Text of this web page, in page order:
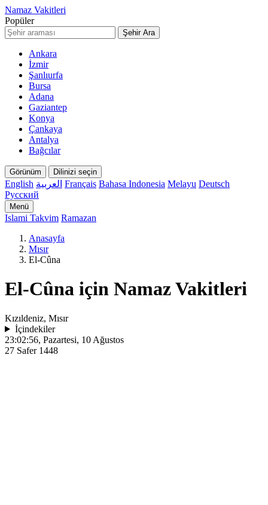
Namaz Vakitleri
Popüler
Şehir Ara
Ankara
İzmir
Şanlıurfa
Bursa
Adana
Gaziantep
Konya
Çankaya
Antalya
Bağcılar
Görünüm Dilinizi seçin
English العربية Français Bahasa Indonesia Melayu Deutsch
Русский
Menü
Islami Takvim Ramazan
Anasayfa
Mısır
El-Cûna
El-Cûna için Namaz Vakitleri
Kızıldeniz, Mısır
İçindekiler
23:02:56, Pazartesi, 10 Ağustos
27 Safer 1448